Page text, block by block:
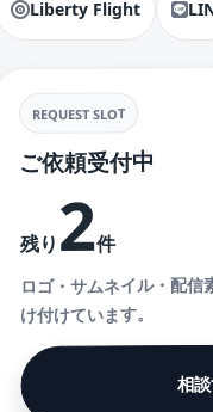
Liberty Flight
REQUEST SLOT
ご依頼受付中
残り 2件
ロゴ・サムネイル・配
け付けています。
相